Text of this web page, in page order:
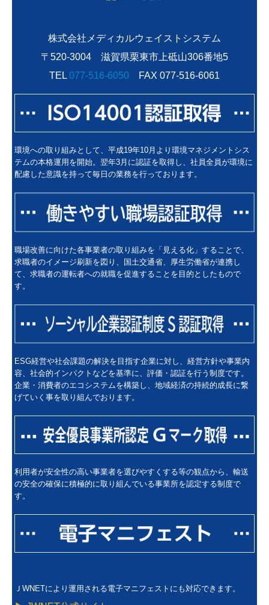
株式会社メディカルウェイストシステム
〒520-3004 滋賀県栗東市上砥山306番地5
TEL 077-516-6050 FAX 077-516-6061
環境への取り組みとして、平成19年10月より環境マネジメントシス
テムの本格運用を開始。翌年3月に認証を取得し、社員全員が環境に
配慮した意識を持って毎日の業務を行っております。
職場改善に向けた各事業者の取り組みを「見える化」することで、
求職者のイメージ刷新を図り、国土交通省、厚生労働省が連携し
て、求職者の運転者への就職を促進することを目的としたもので
す。
ESG経営や社会課題の解決を目指す企業に対し、経営方針や事業内
容、社会的インパクトなどを基準に、評価・認証を行う制度です。
企業・消費者のエコシステムを構築し、地域経済の持続的成長に繋
げていく事を取り組んでおります。
利用者が安全性の高い事業者を選びやすくする等の観点から、輸送
の安全の確保に積極的に取り組んでいる事業所を認定する制度で
す。
ＪWNETにより運用される電子マニフェストにも対応できます。